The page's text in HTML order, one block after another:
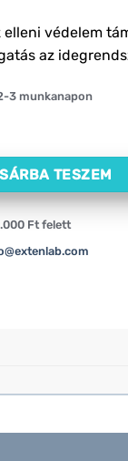
védelem
az
3 munkanapon
(60 kapszula)
TESZEM
Ft felett